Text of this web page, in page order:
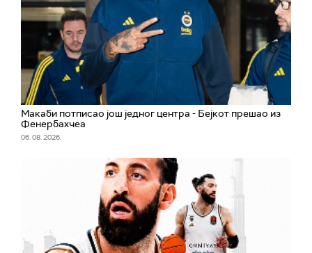
Макаби потписао још једног центра - Бејкот прешао из
Фенербахчеа
06. 08. 2026.